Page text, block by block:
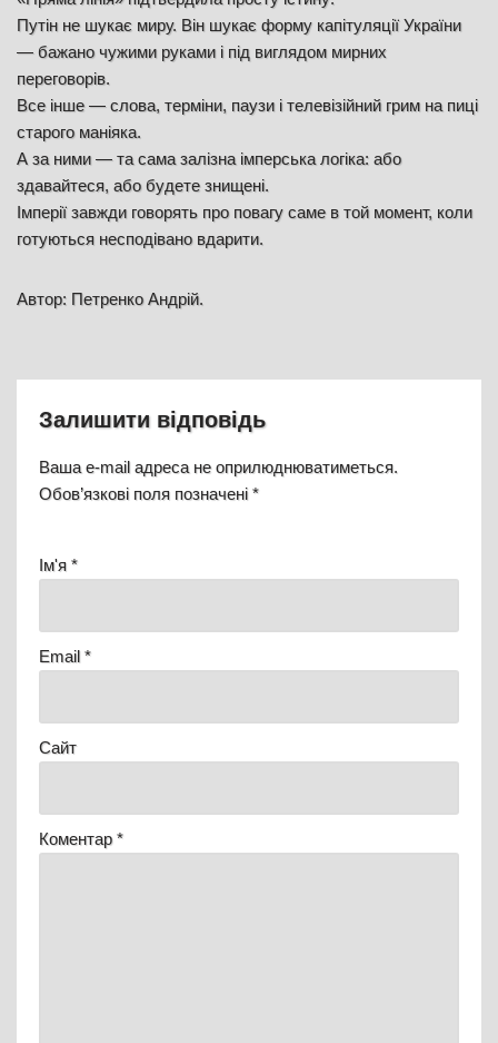
Путін не шукає миру. Він шукає форму капітуляції України
— бажано чужими руками і під виглядом мирних
переговорів.
Все інше — слова, терміни, паузи і телевізійний грим на пиці
старого маніяка.
А за ними — та сама залізна імперська логіка: або
здавайтеся, або будете знищені.
Імперії завжди говорять про повагу саме в той момент, коли
готуються несподівано вдарити.
Автор: Петренко Андрій.
Залишити відповідь
Ваша e-mail адреса не оприлюднюватиметься.
Обов’язкові поля позначені *
Ім'я *
Email *
Сайт
Коментар*